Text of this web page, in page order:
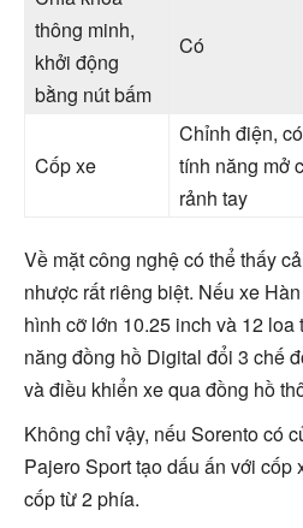
thông minh,
khởi động
bằng nút bấm
Có
Cốp xe
Chỉnh điện, có
tính năng mở
rảnh tay
Về mặt công nghệ có thể thấy
nhược rất riêng biệt. Nếu xe
hình cỡ lớn 10.25 inch và 12 loa
năng đồng hồ Digital đổi 3 chế
và điều khiển xe qua đồng hồ
Không chỉ vậy, nếu Sorento có
Pajero Sport tạo dấu ấn với cốp
cốp từ 2 phía.